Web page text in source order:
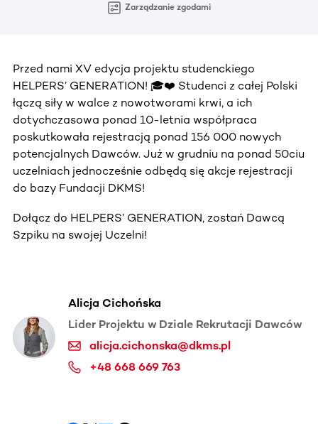
Zarządzanie zgodami
Przed nami XV edycja projektu studenckiego
HELPERS’ GENERATION! 🎓❤️ Studenci z całej Polski
łączą siły w walce z nowotworami krwi, a ich
dotychczasowa ponad 10-letnia współpraca
poskutkowała rejestracją ponad 156 000 nowych
potencjalnych Dawców. Już w grudniu na ponad 50ciu
uczelniach jednocześnie odbędą się akcje rejestracji
do bazy Fundacji DKMS!
Dołącz do HELPERS’ GENERATION, zostań Dawcą
Szpiku na swojej Uczelni!
Alicja Cichońska
Lider Projektu w Dziale Rekrutacji Dawców
alicja.cichonska@dkms.pl
+48 668 669 763